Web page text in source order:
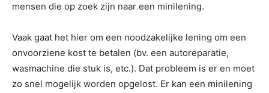
mensen die op zoek zijn naar een minilening.
Vaak gaat het hier om een noodzakelijke lening om een
onvoorziene kost te betalen (bv. een autoreparatie,
wasmachine die stuk is, etc.). Dat probleem is er en moet
zo snel mogelijk worden opgelost. Er kan een minilening